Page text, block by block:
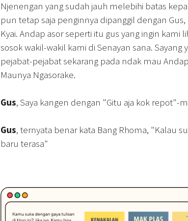
Njenengan yang sudah jauh melebihi batas
pun tetap saja penginnya dipanggil dengan
Kyai. Andap asor seperti itu gus yang ingin kami
sosok wakil-wakil kami di Senayan sana. Sayang
pejabat-pejabat sekarang pada ndak mau
Maunya Ngasorake.
Gus, Saya kangen dengan "Gitu aja kok repot"-
Gus, ternyata benar kata Bang Rhoma, "Kalau
baru terasa"